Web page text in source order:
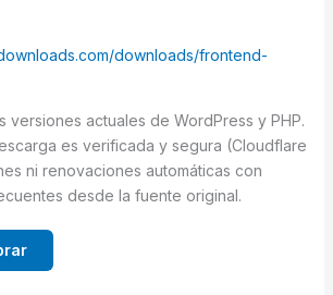
downloads/frontend-
versiones actuales de WordPress y PHP.
es verificada y segura (Cloudflare
ni renovaciones automáticas con
desde la fuente original.